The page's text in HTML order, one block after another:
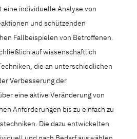
eine individuelle Analyse von
und schützenden
Fallbeispielen von Betroffenen.
auf wissenschaftlich
die an unterschiedlichen
Verbesserung der
eine aktive Veränderung von
Anforderungen bis zu einfach zu
Die dazu entwickelten